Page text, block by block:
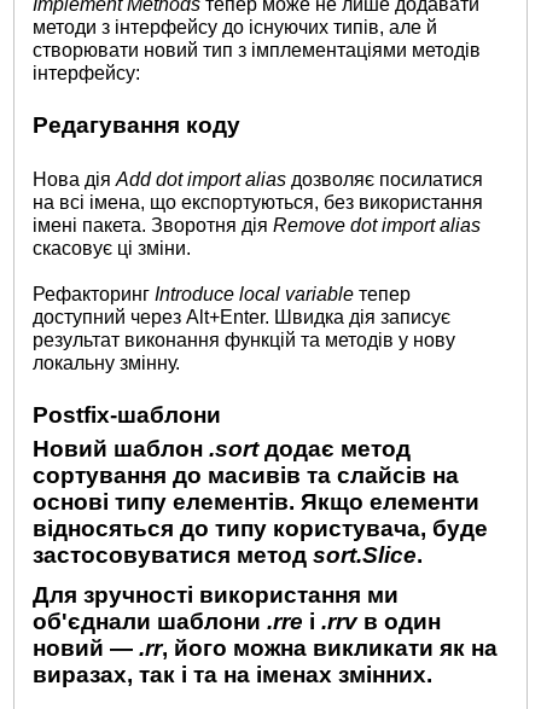
методи з інтерфейсу до існуючих типів, але й
створювати новий тип з імплементаціями методів
інтерфейсу:
Редагування коду
Нова діяAdd dot import alias дозволяє посилатися
на всі імена, що експортуються, без використання
імені пакета. Зворотня діяRemove dot import alias
скасовує ці зміни.
РефакторингIntroduce local variable тепер
доступний через Alt+Enter. Швидка дія записує
результат виконання функцій та методів у нову
локальну змінну.
Postfix-шаблони
Новий шаблон.sortдодає метод
сортування до масивів та слайсів на
основі типу елементів. Якщо елементи
відносяться до типу користувача, буде
застосовуватися методsort.Slice.
Для зручності використання ми
об'єднали шаблони.rre і.rrvв один
новий —.rr, його можна викликати як на
виразах, так і та на іменах змінних.